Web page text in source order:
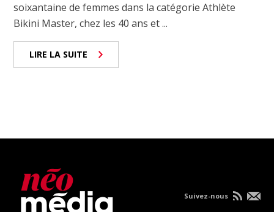
soixantaine de femmes dans la catégorie Athlète
Bikini Master, chez les 40 ans et ...
LIRE LA SUITE
Suivez-nous